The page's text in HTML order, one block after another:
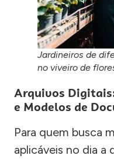
Jardineiros de
no viveiro de
Arquivos
e Modelos de
Para quem busca
aplicáveis no dia a